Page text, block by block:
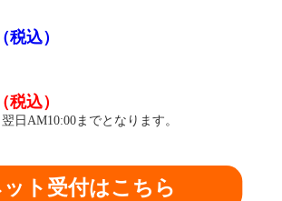
税込）
税込）
日AM10:00までとなります。
ト受付はこちら